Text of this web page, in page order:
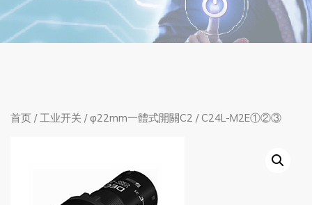
首页 /工业开关 /φ22mm一體式開關C2 / C24L-M2E①②③